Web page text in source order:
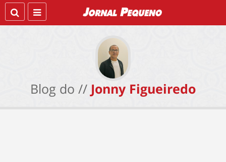
Blog do // Jonny Figueiredo